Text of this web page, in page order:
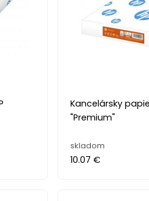
Kancelársky
"Premium"
skladom
10.07 €